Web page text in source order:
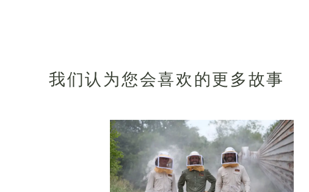
我们认为您会喜欢的更多故事